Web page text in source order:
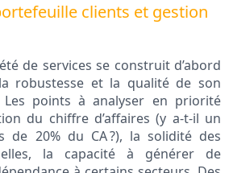
clients et gestion
de services se construit d’abord
robustesse et la qualité de son
Les points à analyser en priorité
du chiffre d’affaires (y a-t-il un
de 20% du CA ?), la solidité des
la capacité à générer de